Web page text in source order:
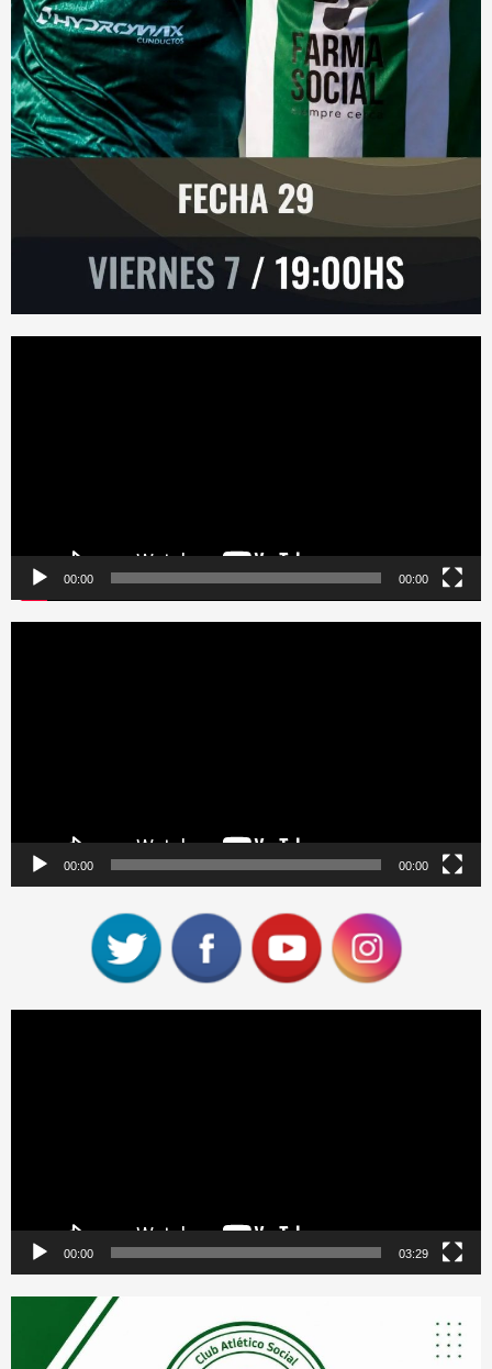
00:00 00:00
00:00 00:00
00:00 03:29